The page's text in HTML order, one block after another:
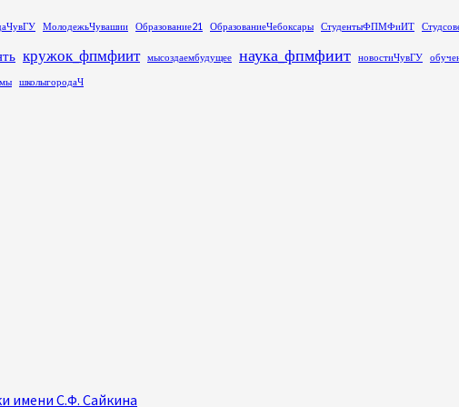
МолодежьЧувашии Образование21 ОбразованиеЧебоксары СтудентыФПМФиИТ
кружок_фпмфиит мысоздаембудущее наука_фпмфиит новостиЧувГУ
школыгородаЧ
имени С.Ф. Сайкина